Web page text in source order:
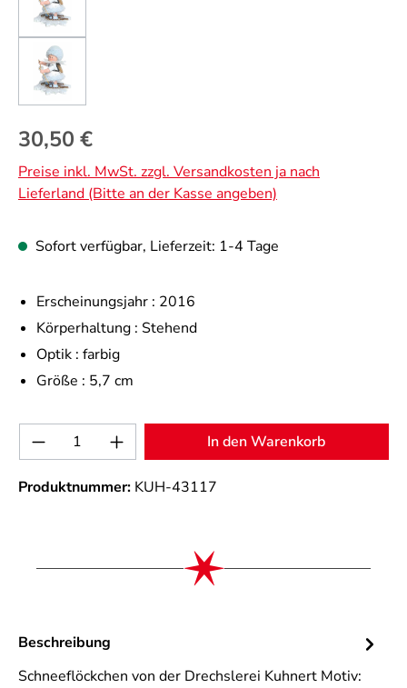
Regulärer Preis:
30,50 €
Preise inkl. MwSt. zzgl. Versandkosten ja nach
Lieferland (Bitte an der Kasse angeben)
Sofort verfügbar, Lieferzeit: 1-4 Tage
Erscheinungsjahr : 2016
Körperhaltung : Stehend
Optik : farbig
Größe : 5,7 cm
Produkt Anzahl: Gib den gewünschten
In den Warenkorb
Produktnummer: KUH-43117
Beschreibung
Schneeflöckchen von der Drechslerei Kuhnert Motiv: